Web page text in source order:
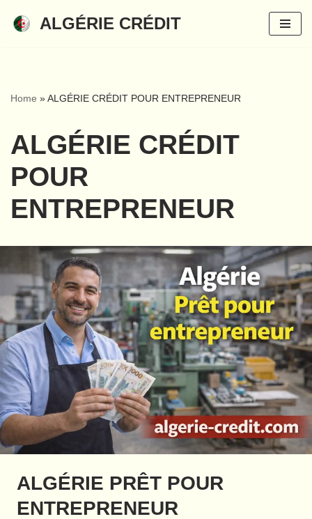
ALGÉRIE CRÉDIT
Home »ALGÉRIE CRÉDIT POUR ENTREPRENEUR
ALGÉRIE CRÉDIT
POUR
ENTREPRENEUR
ALGÉRIE PRÊT POUR
ENTREPRENEUR